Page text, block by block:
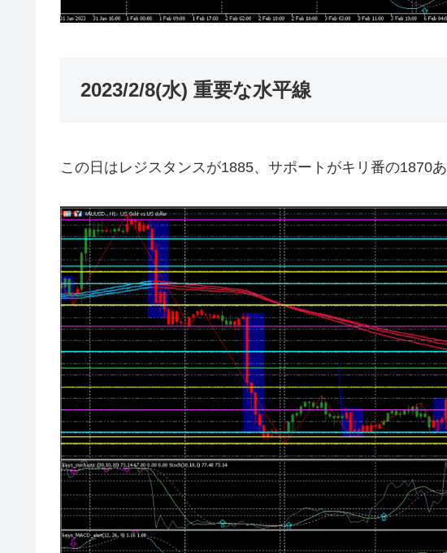
2023/2/8(水) 重要な水平線
この日はレジスタンスが1885、サポートがキリ番の1870あ